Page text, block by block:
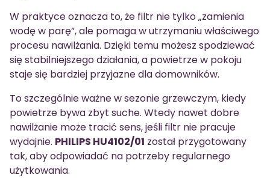
W praktyce oznacza to, że filtr nie tylko „zamienia
wodę w parę”, ale pomaga w utrzymaniu właściwego
procesu nawilżania. Dzięki temu możesz spodziewać
się stabilniejszego działania, a powietrze w pokoju
staje się bardziej przyjazne dla domowników.
To szczególnie ważne w sezonie grzewczym, kiedy
powietrze bywa zbyt suche. Wtedy nawet dobre
nawilżanie może tracić sens, jeśli filtr nie pracuje
wydajnie. PHILIPS HU4102/01 został przygotowany
tak, aby odpowiadać na potrzeby regularnego
użytkowania.